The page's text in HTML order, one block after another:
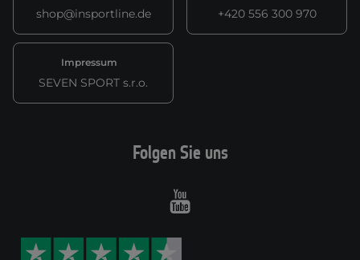
shop@insportline.de +420 556 300 970
Impressum
SEVEN SPORT s.r.o.
Folgen Sie uns
Youtube